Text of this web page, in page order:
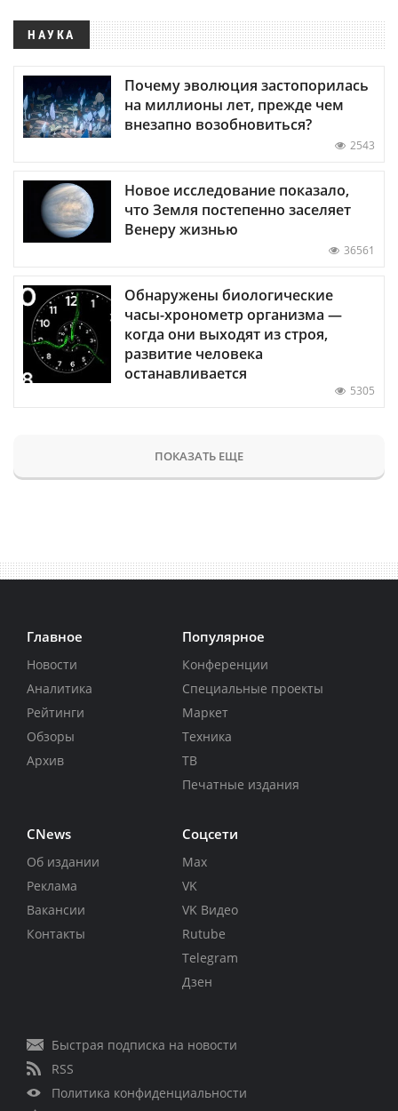
НАУКА
Почему эволюция застопорилась
на миллионы лет, прежде чем
внезапно возобновиться?
2543
Новое исследование показало,
что Земля постепенно заселяет
Венеру жизнью
36561
Обнаружены биологические
часы-хронометр организма —
когда они выходят из строя,
развитие человека
останавливается
5305
ПОКАЗАТЬ ЕЩЕ
Главное
Новости
Аналитика
Рейтинги
Обзоры
Архив
Популярное
Конференции
Специальные проекты
Маркет
Техника
ТВ
Печатные издания
CNews
Об издании
Реклама
Вакансии
Контакты
Соцсети
Max
VK
VK Видео
Rutube
Telegram
Дзен
Быстрая подписка на новости
RSS
Политика конфиденциальности